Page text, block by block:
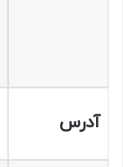
آدرس